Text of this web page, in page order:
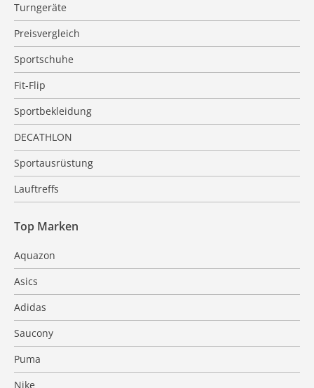
Turngeräte
Preisvergleich
Sportschuhe
Fit-Flip
Sportbekleidung
DECATHLON
Sportausrüstung
Lauftreffs
Top Marken
Aquazon
Asics
Adidas
Saucony
Puma
Nike